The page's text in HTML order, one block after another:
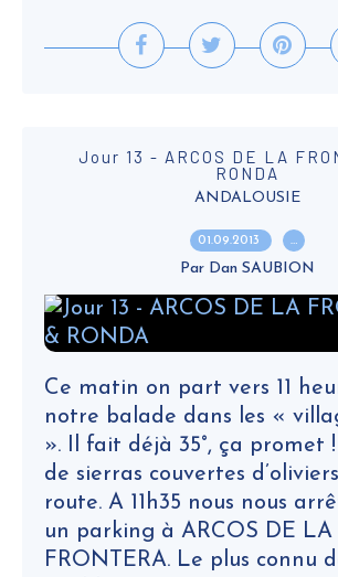
Jour 13 - ARCOS DE LA
RONDA
ANDALOUSIE
01.09.2013 …
Par Dan SAUBION
Ce matin on part vers 11
notre balade dans les «
». Il fait déjà 35°, ça promet
de sierras couvertes
route. A 11h35 nous nous
un parking à ARCOS DE LA
FRONTERA. Le plus connu